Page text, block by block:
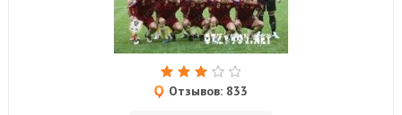
Отзывов: 833